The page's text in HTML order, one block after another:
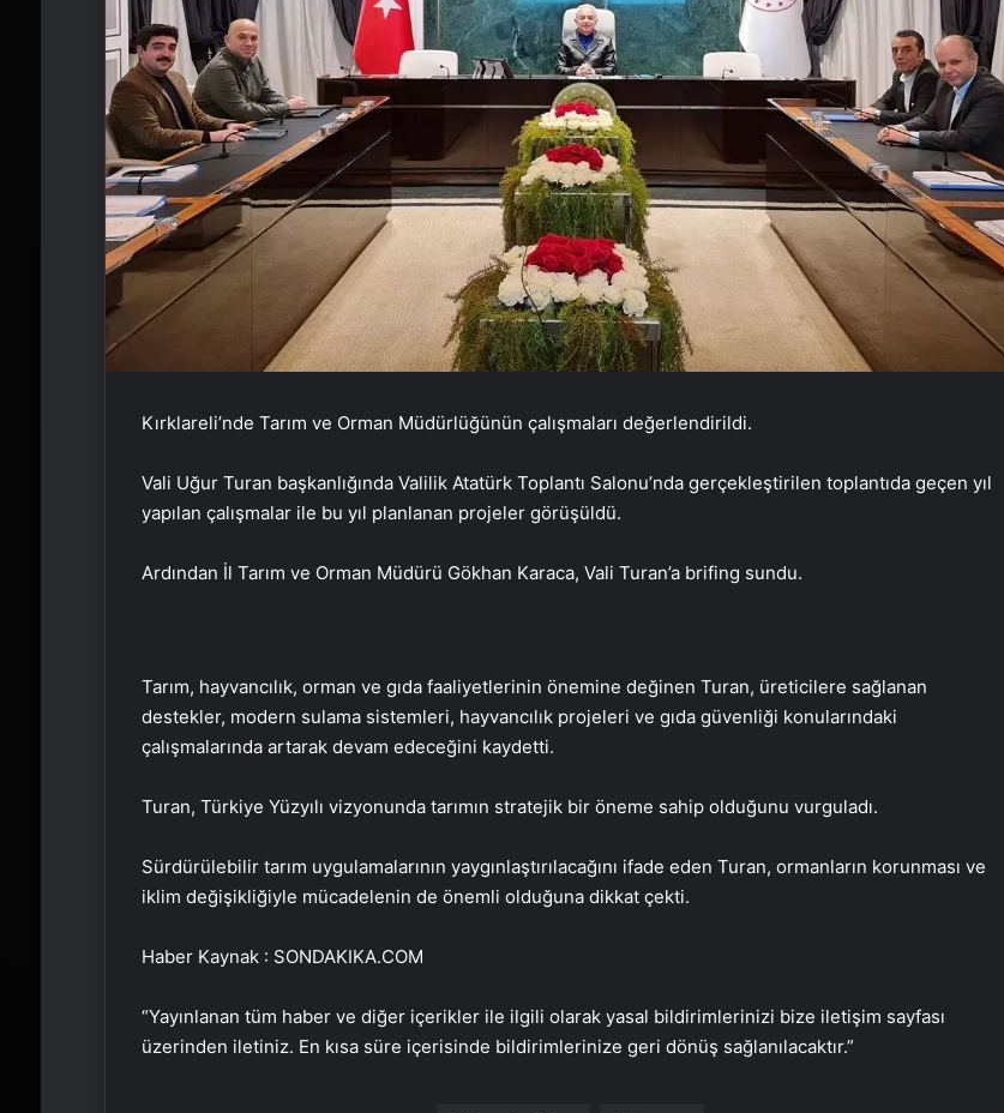
Kırklareli’nde Tarım ve Orman Müdürlüğünün çalışmaları değerlendirildi.
Vali Uğur Turan başkanlığında Valilik Atatürk Toplantı Salonu’nda gerçekleştirilen toplantıda geçen yıl
yapılan çalışmalar ile bu yıl planlanan projeler görüşüldü.
Ardından İl Tarım ve Orman Müdürü Gökhan Karaca, Vali Turan’a brifing sundu.
Tarım, hayvancılık, orman ve gıda faaliyetlerinin önemine değinen Turan, üreticilere sağlanan
destekler, modern sulama sistemleri, hayvancılık projeleri ve gıda güvenliği konularındaki
çalışmalarında artarak devam edeceğini kaydetti.
Turan, Türkiye Yüzyılı vizyonunda tarımın stratejik bir öneme sahip olduğunu vurguladı.
Sürdürülebilir tarım uygulamalarının yaygınlaştırılacağını ifade eden Turan, ormanların korunması ve
iklim değişikliğiyle mücadelenin de önemli olduğuna dikkat çekti.
Haber Kaynak : SONDAKIKA.COM
“Yayınlanan tüm haber ve diğer içerikler ile ilgili olarak yasal bildirimlerinizi bize iletişim sayfası
üzerinden iletiniz. En kısa süre içerisinde bildirimlerinize geri dönüş sağlanılacaktır.”
Engelliler görüşülecekti, yeter sayısı
Hatay’da orman yangını çıktı